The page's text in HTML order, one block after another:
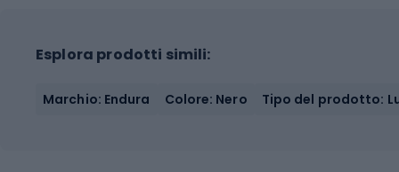
Esplora prodotti simili:
Marchio: Endura Colore: Nero Tipo del prodotto: